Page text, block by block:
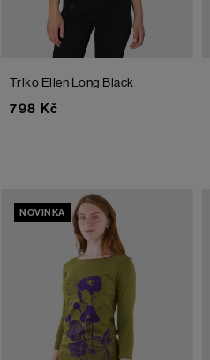
Triko Ellen Long Black
798 Kč
NOVINKA